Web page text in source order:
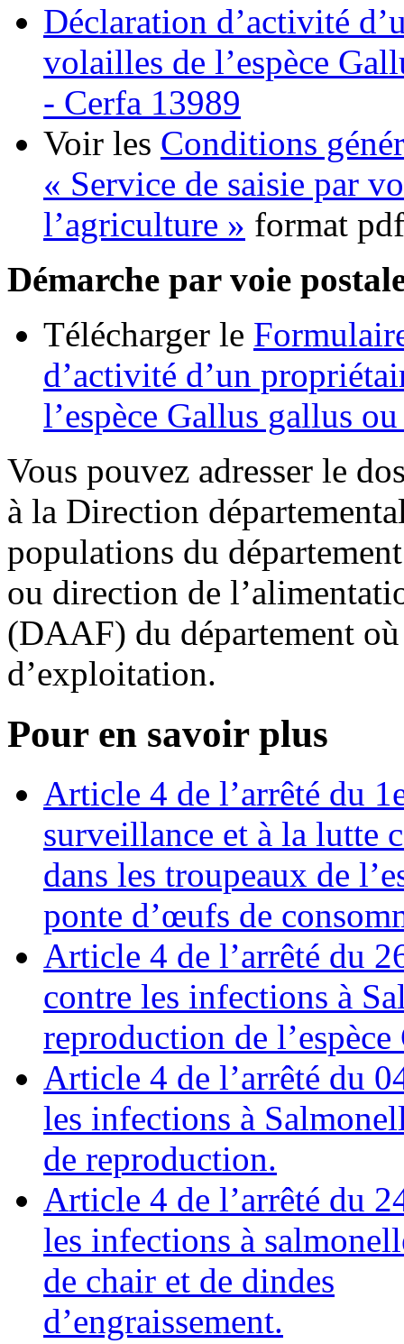
Déclaration d’activité
volailles de l’espèce
- Cerfa 13989
Voir les Conditions
« Service de saisie par
l’agriculture » format pdf
Démarche par voie
Télécharger le
d’activité d’un
l’espèce Gallus gallus
Vous pouvez adresser le
à la Direction
populations du
ou direction de
(DAAF) du département
d’exploitation.
Pour en savoir plus
Article 4 de l’arrêté du
surveillance et à la lutte
dans les troupeaux de
ponte d’œufs de
Article 4 de l’arrêté du
contre les infections à
reproduction de
Article 4 de l’arrêté du
les infections à
de reproduction.
Article 4 de l’arrêté du
les infections à
de chair et de dindes
d’engraissement.